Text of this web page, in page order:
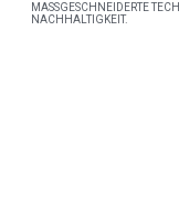
MASSGESCHNEIDERTE
NACHHALTIGKEIT.